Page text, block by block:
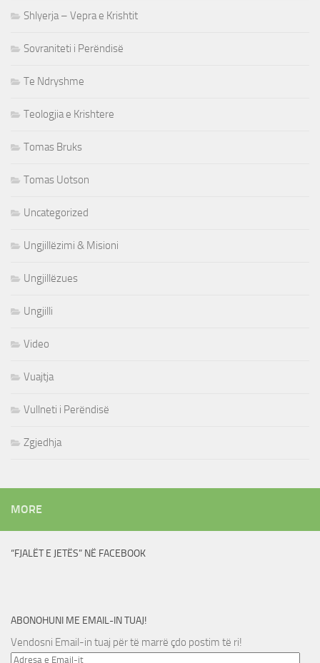
Shlyerja – Vepra e Krishtit
Sovraniteti i Perëndisë
Te Ndryshme
Teologjia e Krishtere
Tomas Bruks
Tomas Uotson
Uncategorized
Ungjillëzimi & Misioni
Ungjillëzues
Ungjilli
Video
Vuajtja
Vullneti i Perëndisë
Zgjedhja
MORE
“FJALËT E JETËS” NË FACEBOOK
ABONOHUNI ME EMAIL-IN TUAJ!
Vendosni Email-in tuaj për të marrë çdo postim të ri!
Adresa